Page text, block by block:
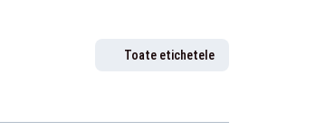
Toate etichetele